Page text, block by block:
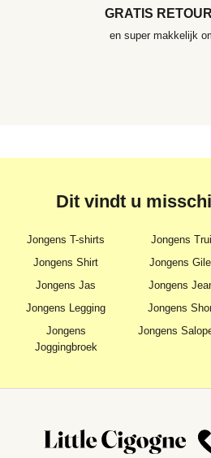
GRATIS
en super makkelijk
Dit vindt u
Jongens T-shirts Jongens Trui
Jongens Shirt
Jongens
Jongens Jas
Jongens
Jongens Legging
Jongens
Jongens
Joggingbroek
Jongens